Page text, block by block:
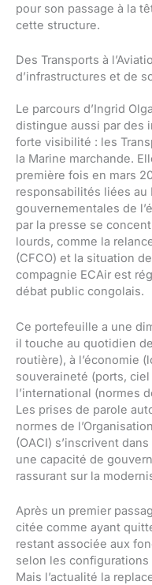
pour son passage à la
cette structure.
Des Transports à
d’infrastructures et de
Le parcours d’Ingrid
distingue aussi par des
forte visibilité : les
la Marine marchande.
première fois en mars
responsabilités liées au
gouvernementales de
par la presse se
lourds, comme la
(CFCO) et la situation
compagnie ECAir est
débat public congolais.
Ce portefeuille a une
il touche au quotidien
routière), à l’économie
souveraineté (ports, ciel
l’international (normes
Les prises de parole
normes de
(OACI) s’inscrivent
une capacité de
rassurant sur la
Après un premier
citée comme ayant
restant associée aux
selon les configurations
Mais l’actualité la